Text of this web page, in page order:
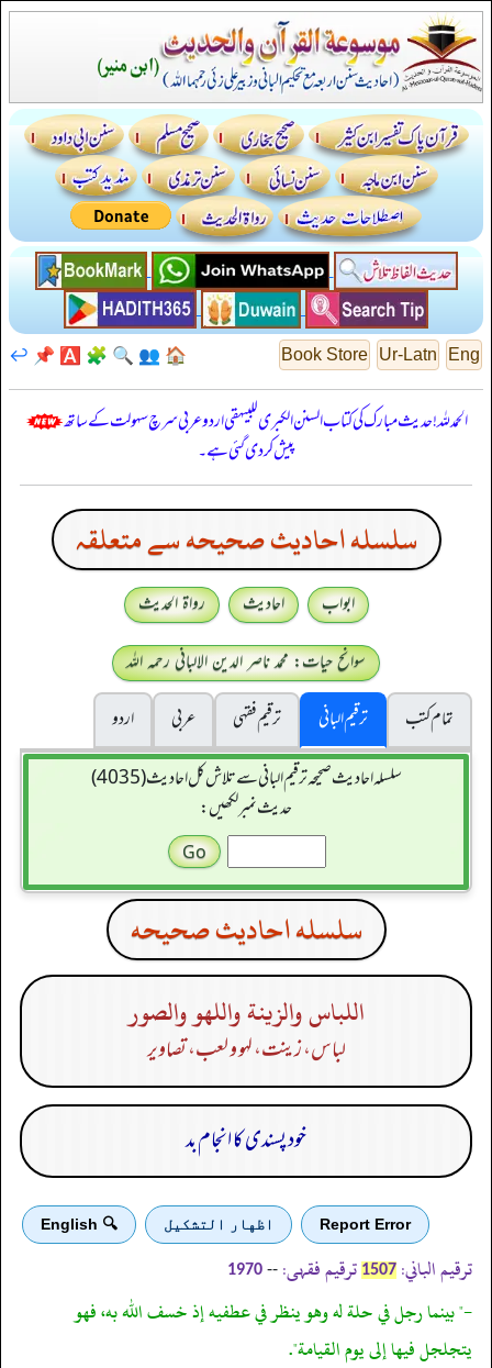
Eng
Ur-Latn
Book Store
🏠
👥
🔍
🧩
🅰️
📌
↩️
الحمدللہ! حدیث مبارک کی کتاب السنن الكبرى للبيهقي اردو عربی سرچ سہولت کے ساتھ
پیش کر دی گئی ہے۔
سلسله احاديث صحيحه سے متعلقہ
ابواب احادیث
رواۃ الحدیث
سوانح حیات: محمد ناصر الدین الالبانی رحمہ اللہ
تمام کتب
ترقیم البانی ترقيم فقہی عربی
اردو
سلسله احاديث صحيحه ترقیم البانی سے تلاش کل احادیث (4035)
حدیث نمبر لکھیں:
سلسله احاديث صحيحه
اللباس والزينة واللهو والصور
لباس، زینت، لہو و لعب، تصاویر
خود پسندی کا انجام بد
Report Error اظهار التشكيل 🔍 English
ترقیم الباني: 1507 ترقیم فقہی: --
1970
-" بينما رجل في حلة له وهو ينظر في عطفيه إذ خسف الله به، فهو
يتجلجل فيها إلى يوم القيامة".